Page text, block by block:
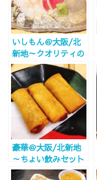
いしもん＠大阪/北
新地～クオリティの
高い駅ビル和食～
豪華＠大阪/北新地
～ちょい飲みセット
でサクッと中華!!～